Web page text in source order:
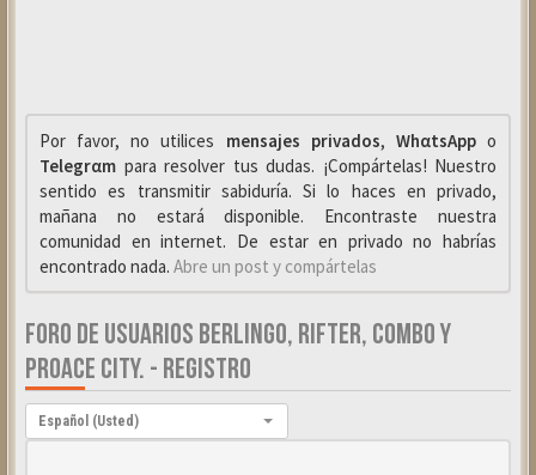
Por favor, no utilices mensajes privados, WhαtsAppo
Telegrαm para resolver tus dudas. ¡Compártelas! Nuestro
sentido es transmitir sabiduría. Si lo haces en privado,
mañana no estará disponible. Encontraste nuestra
comunidad en internet. De estar en privado no habrías
encontrado nada. Abre un post y compártelas
FORO DE USUARIOS BERLINGO, RIFTER, COMBO Y
PROACE CITY. - REGISTRO
Idioma:
Español (Usted)